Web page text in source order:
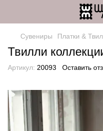
Сувениры Платки &
Твилли
Артикул: 20093 Оставить